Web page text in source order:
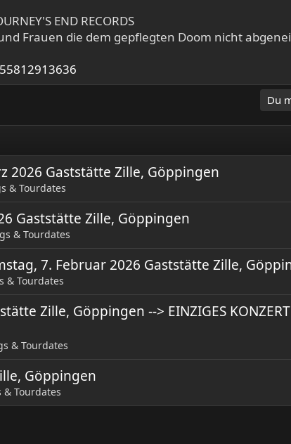
END RECORDS
Frauen die dem gepflegten Doom nicht
Du
2026 Gaststätte Zille, Göppingen
& Tourdates
Gaststätte Zille, Göppingen
& Tourdates
7. Februar 2026 Gaststätte Zille,
& Tourdates
Zille, Göppingen --> EINZIGES
& Tourdates
Göppingen
& Tourdates